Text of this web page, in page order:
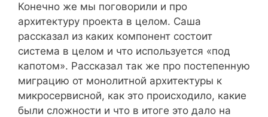
Конечно же мы поговорили и про
архитектуру проекта в целом. Саша
рассказал из каких компонент состоит
система в целом и что используется «под
капотом». Рассказал так же про постепенную
миграцию от монолитной архитектуры к
микросервисной, как это происходило, какие
были сложности и что в итоге это дало на